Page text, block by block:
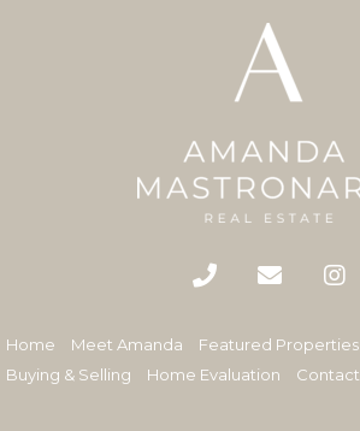
Home Meet Amanda Featured Properties
Buying & Selling
Home Evaluation Contact